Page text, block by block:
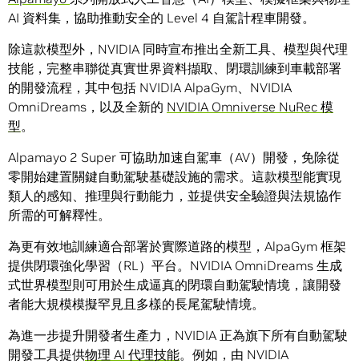
AI 資料集，協助推動安全的 Level 4 自駕計程車開發。
除這款模型外，NVIDIA 同時宣布推出全新工具、模型與代理
技能，完整串聯從真實世界資料擷取、閉環訓練到車載部署
的開發流程，其中包括 NVIDIA AlpaGym、NVIDIA
OmniDreams，以及全新的 NVIDIA Omniverse NuRec 模
型。
Alpamayo 2 Super 可協助加速自駕車（AV）開發，免除從
零開始建置關鍵自動駕駛基礎設施的需求。這款模型能實現
類人的感知、推理與行動能力，並提供安全驗證與法規協作
所需的可解釋性。
為更有效地訓練適合部署於實際道路的模型，AlpaGym 框架
提供閉環強化學習（RL）平台。NVIDIA OmniDreams 生成
式世界模型則可用於生成逼真的閉環自動駕駛情境，讓開發
者能大規模模擬罕見且多樣的長尾駕駛情境。
為進一步提升開發者生產力，NVIDIA 正為旗下所有自動駕駛
開發工具提供物理 AI 代理技能。例如，由 NVIDIA